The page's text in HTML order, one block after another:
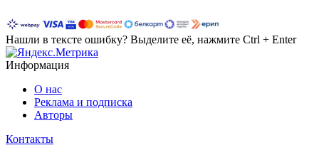
Нашли в тексте ошибку? Выделите её, нажмите Ctrl + Enter
Информация
О нас
Реклама и подписка
Авторы
Контакты